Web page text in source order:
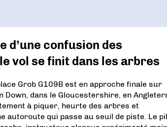
d’une confusion des
vol se finit dans les arbres
Grob G109B est en approche finale sur
Down, dans le Gloucestershire, en
à piquer, heurte des arbres et
autoroute qui passe au seuil de piste. Le